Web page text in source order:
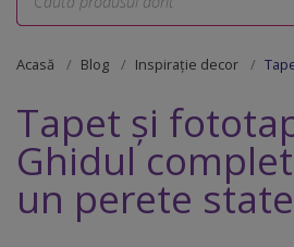
Acasă Blog Inspirație decor
Tapet și
Ghidul
un perete